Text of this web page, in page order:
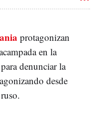
protagonizan
en la
para denunciar la
desde